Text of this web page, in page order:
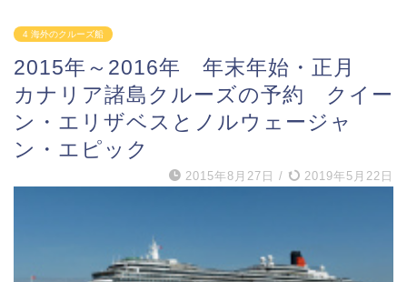
4 海外のクルーズ船
2015年～2016年 年末年始・正月
カナリア諸島クルーズの予約 クイー
ン・エリザベスとノルウェージャ
ン・エピック
2015年8月27日 / 2019年5月22日